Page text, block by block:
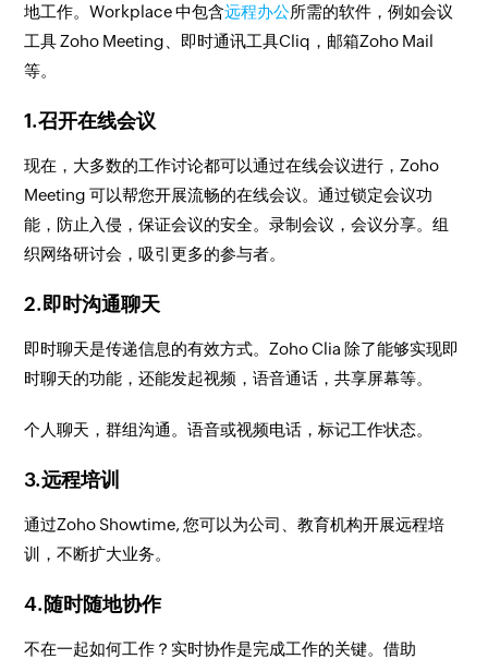
地工作。Workplace 中包含远程办公所需的软件，例如会议
工具 Zoho Meeting、即时通讯工具Cliq，邮箱Zoho Mail
等。
1.召开在线会议
现在，大多数的工作讨论都可以通过在线会议进行，Zoho
Meeting 可以帮您开展流畅的在线会议。通过锁定会议功
能，防止入侵，保证会议的安全。录制会议，会议分享。组
织网络研讨会，吸引更多的参与者。
2.即时沟通聊天
即时聊天是传递信息的有效方式。Zoho Clia 除了能够实现即
时聊天的功能，还能发起视频，语音通话，共享屏幕等。
个人聊天，群组沟通。语音或视频电话，标记工作状态。
3.远程培训
通过Zoho Showtime, 您可以为公司、教育机构开展远程培
训，不断扩大业务。
4.随时随地协作
不在一起如何工作？实时协作是完成工作的关键。借助